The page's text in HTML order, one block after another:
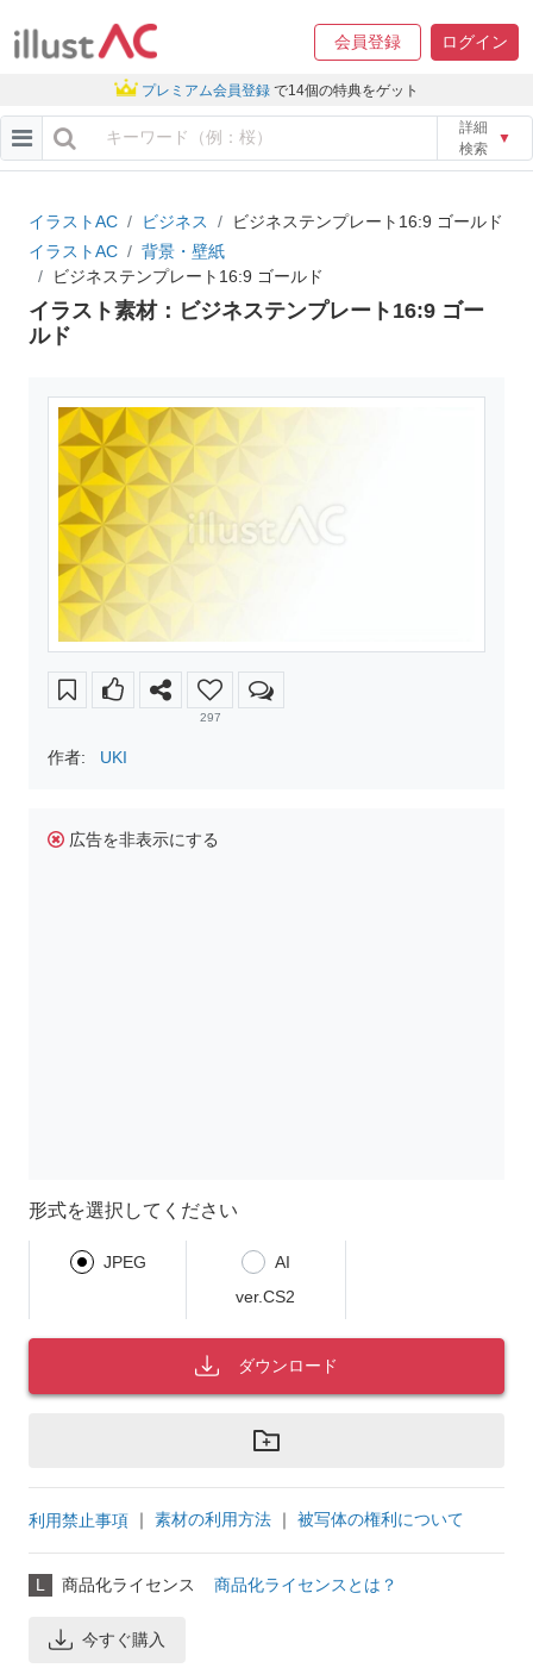
会員登録 ログイン
プレミアム会員登録 で14個の特典をゲット
詳細
検索
▼
イラストAC ビジネス
ビジネステンプレート16:9 ゴールド
イラストAC
背景・壁紙
ビジネステンプレート16:9 ゴールド
イラスト素材：ビジネステンプレート16:9 ゴー
ルド
297
作者: UKI
広告を非表示にする
形式を選択してください
JPEG
AI
ver.CS2
ダウンロード
利用禁止事項 ｜ 素材の利用方法 ｜ 被写体の権利について
L 商品化ライセンス 商品化ライセンスとは？
今すぐ購入